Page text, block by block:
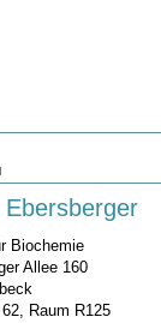
Ebersberger
Biochemie
Allee 160
Raum R125